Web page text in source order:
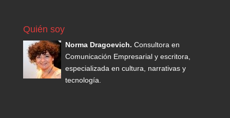
Quién soy
Norma Dragoevich. Consultora en
Comunicación Empresarial y escritora,
especializada en cultura, narrativas y
tecnología.